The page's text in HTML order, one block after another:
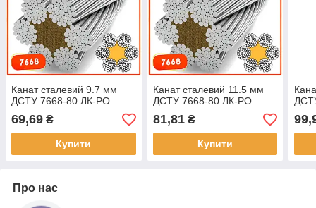
Канат сталевий 9.7 мм
ДСТУ 7668-80 ЛК-РО
69,69 ₴
Купити
Канат сталевий 11.5 мм
ДСТУ 7668-80 ЛК-РО
81,81₴
Купити
Про нас